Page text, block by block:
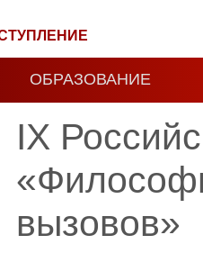
ОБРАЗОВАНИЕ
IX
вызовов»